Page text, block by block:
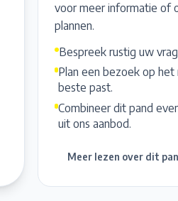
voor meer informatie of
plannen.
Bespreek rustig uw
Plan een bezoek op
beste past.
Combineer dit pand
uit ons aanbod.
Meer lezen over dit